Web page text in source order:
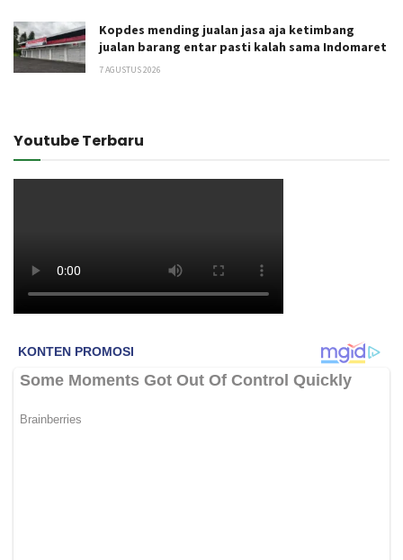
Kopdes mending jualan jasa aja ketimbang
jualan barang entar pasti kalah sama Indomaret
7 AGUSTUS 2026
Youtube Terbaru